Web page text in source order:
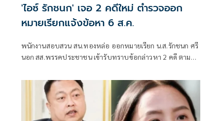
'ไอซ์ รักชนก' เจอ 2 คดีใหม่ ตำรวจออก
หมายเรียกแจ้งข้อหา 6 ส.ค.
พนักงานสอบสวน สน.ทองหล่อ ออกหมายเรียก น.ส.รักชนก ศรี
นอก สส.พรรคประชาชน เข้ารับทราบข้อกล่าวหา 2 คดี ตาม
ส.ค. ขณะที่อีกคดี ศาลอาญาตลิ่งชันนัดไต่สวนกรณีถูกกล่าวหา
ว่าไม่ปฏิบัติตามเงื่อนไขการถอนฟ้อง